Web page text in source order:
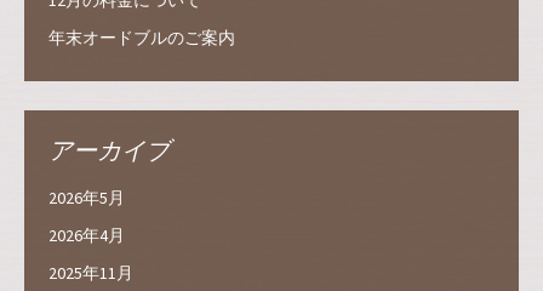
年末オードブルのご案内
アーカイブ
2026年5月
2026年4月
2025年11月